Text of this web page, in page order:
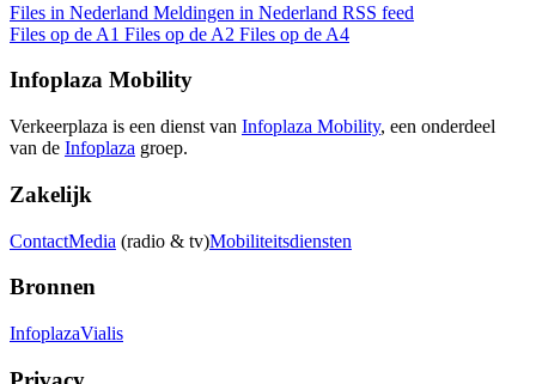
Files in Nederland Meldingen in Nederland RSS feed
Files op de A1 Files op de A2 Files op de A4
Infoplaza Mobility
Verkeerplaza is een dienst van Infoplaza Mobility, een onderdeel
van de Infoplaza groep.
Zakelijk
ContactMedia (radio & tv)Mobiliteitsdiensten
Bronnen
InfoplazaVialis